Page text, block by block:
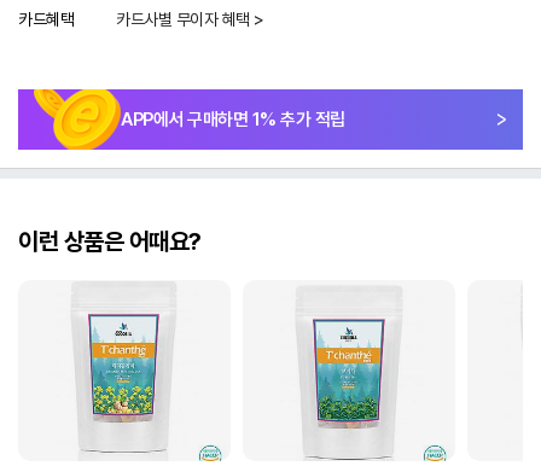
카드혜택 카드사별 무이자 혜택 >
APP에서 구매하면 1% 추가 적립
이런 상품은 어때요?